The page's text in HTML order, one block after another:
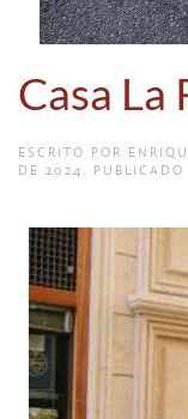
Casa La
ESCRITO POR
DE 2024 . PUBLICADO